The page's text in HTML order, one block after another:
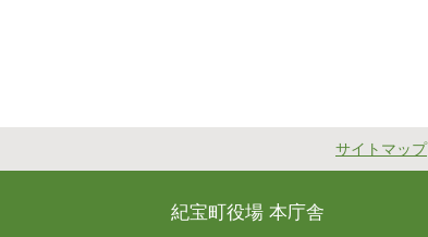
サイトマップ
紀宝町役場 本庁舎